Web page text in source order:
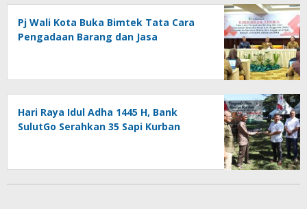
Pj Wali Kota Buka Bimtek Tata Cara
Pengadaan Barang dan Jasa
Hari Raya Idul Adha 1445 H, Bank
SulutGo Serahkan 35 Sapi Kurban